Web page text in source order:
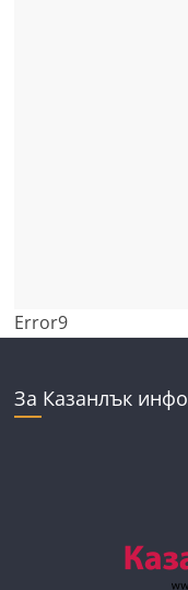
Error9
За Казанлък инфо